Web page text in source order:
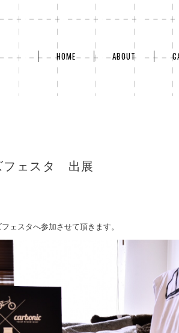
HOME ABOUT
フェスタ 出展
ェスタへ参加させて頂きます。